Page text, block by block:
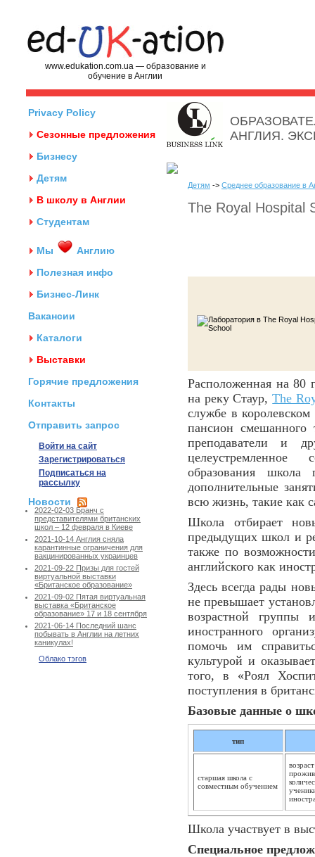
www.edukation.com.ua — образование и
обучение в Англии
Privacy Policy
Сезонные предложения
Бизнесу
Детям
В школу в Англии
Студентам
Мы
Англию
Полезная инфо
Бизнес-Линк
Вакансии
Каталоги
Выставки
Горячие предложения
Контакты
Отправить запрос
Войти на сайт
Зарегистрироваться
Подписаться на
рассылку
Новости
2022-02-03 Бранч с
представителями британских
школ – 12 февраля в Киеве
2021-10-14 Англия сняла
карантинные ограничения для
вакцинированных украинцев
2021-09-22 Призы для гостей
виртуальной выставки
«Британское образование»
2021-09-02 Пятая виртуальная
выставка «Британское
образование» 17 и 18 сентября
2021-06-14 Последний шанс
побывать в Англии на летних
каникулах!
Облако тэгов
АНГЛИЯ.
Детям -> Среднее образование в
The Royal Hospital
Расположенная на 80
на реку Стаур,The
службе в
пансион смешанного
преподаватели и
целеустремленное
образования школа
дополнительные
всю жизнь, такие как
Школа отбирает
предыдущих школ и
также по
английского как
Здесь всегда рады
не превышает
возрастной группы
иностранного
помочь им
культурой и
того, в «Роял
поступления в
Базовые данные о
тип
старшая школа с
совместным обучением
Школа участвует в
Специальное